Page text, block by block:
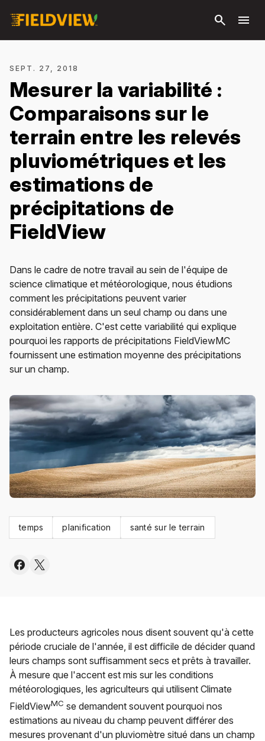
principal
search menu
SEPT. 27, 2018
Mesurer la variabilité :
Comparaisons sur le
terrain entre les relevés
pluviométriques et les
estimations de
précipitations de
FieldView
Dans le cadre de notre travail au sein de l'équipe de
science climatique et météorologique, nous étudions
comment les précipitations peuvent varier
considérablement dans un seul champ ou dans une
exploitation entière. C'est cette variabilité qui explique
pourquoi les rapports de précipitations FieldViewMC
fournissent une estimation moyenne des précipitations
sur un champ.
temps planification santé sur le terrain
Les producteurs agricoles nous disent souvent qu'à cette
période cruciale de l'année, il est difficile de décider quand
leurs champs sont suffisamment secs et prêts à travailler.
À mesure que l'accent est mis sur les conditions
météorologiques, les agriculteurs qui utilisent Climate
FieldViewMC se demandent souvent pourquoi nos
estimations au niveau du champ peuvent différer des
mesures provenant d'un pluviomètre situé dans un champ